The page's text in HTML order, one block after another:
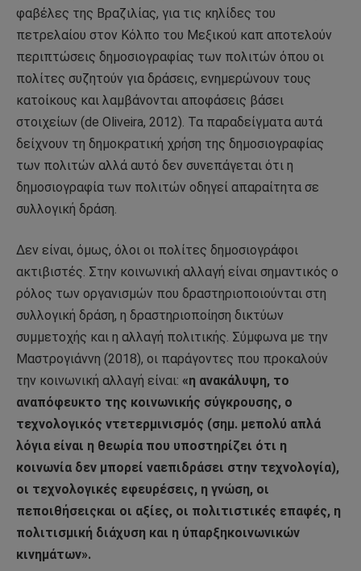
φαβέλες της Βραζιλίας, για τις κηλίδες του
πετρελαίου στον Κόλπο του Μεξικού καπ αποτελούν
περιπτώσεις δημοσιογραφίας των πολιτών όπου οι
πολίτες συζητούν για δράσεις, ενημερώνουν τους
κατοίκους και λαμβάνονται αποφάσεις βάσει
στοιχείων (de Oliveira, 2012). Τα παραδείγματα αυτά
δείχνουν τη δημοκρατική χρήση της δημοσιογραφίας
των πολιτών αλλά αυτό δεν συνεπάγεται ότι η
δημοσιογραφία των πολιτών οδηγεί απαραίτητα σε
συλλογική δράση.
Δεν είναι, όμως, όλοι οι πολίτες δημοσιογράφοι
ακτιβιστές. Στην κοινωνική αλλαγή είναι σημαντικός ο
ρόλος των οργανισμών που δραστηριοποιούνται στη
συλλογική δράση, η δραστηριοποίηση δικτύων
συμμετοχής και η αλλαγή πολιτικής. Σύμφωνα με την
Μαστρογιάννη (2018), οι παράγοντες που προκαλούν
την κοινωνική αλλαγή είναι: «η ανακάλυψη, το
αναπόφευκτο της κοινωνικής σύγκρουσης, ο
τεχνολογικός ντετερμινισμός (σημ. μεπολύ απλά
λόγια είναι η θεωρία που υποστηρίζει ότι η
κοινωνία δεν μπορεί ναεπιδράσει στην τεχνολογία),
οι τεχνολογικές εφευρέσεις, η γνώση, οι
πεποιθήσειςκαι οι αξίες, οι πολιτιστικές επαφές, η
πολιτισμική διάχυση και η ύπαρξηκοινωνικών
κινημάτων».